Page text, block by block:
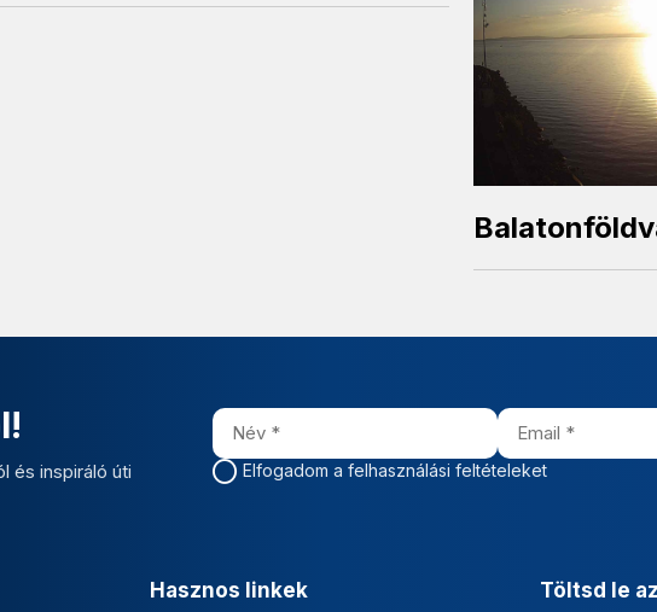
és inspiráló úti
Elfogadom a felhasználási feltételeket
Hasznos linkek Töltsd le